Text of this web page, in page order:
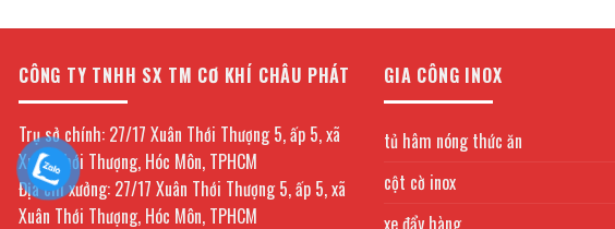
CÔNG TY TNHH SX TM CƠ KHÍ CHÂU PHÁT
Trụ sở chính: 27/17 Xuân Thới Thượng 5, ấp 5, xã
Xuân Thới Thượng, Hóc Môn, TPHCM
Địa chỉ xưởng: 27/17 Xuân Thới Thượng 5, ấp 5, xã
Xuân Thới Thượng, Hóc Môn, TPHCM
GIA CÔNG INOX
tủ hâm nóng thức ăn
cột cờ inox
xe đẩy hàng